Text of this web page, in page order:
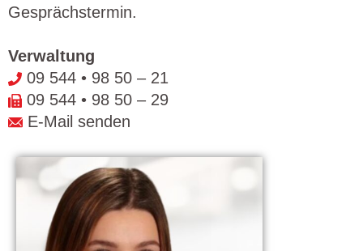
Gesprächstermin.
Verwaltung
09 544 • 98 50 – 21
09 544 • 98 50 – 29
E-Mail senden